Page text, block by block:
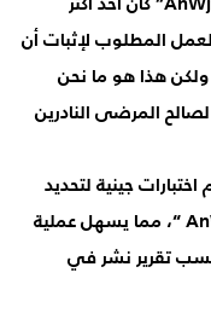
المطلوب لإثبات أن
هذا هو ما نحن
المرضى النادرين
جينية لتحديد
المرضى والمتبرعين السلبيين وراثيا لـ” AnWj “، مما يسهل عملية
تقرير نشر في